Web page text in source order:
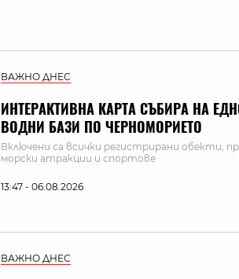
ВАЖНО ДНЕС
ИНТЕРАКТИВНА КАРТА СЪБИРА НА
ВОДНИ БАЗИ ПО ЧЕРНОМОРИЕТО
Включени са всички регистрирани обекти,
морски атракции и спортове
13:47 - 06.08.2026
ВАЖНО ДНЕС